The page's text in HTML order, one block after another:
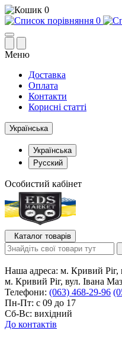
0
0
Меню
Доставка
Оплата
Контакти
Корисні статті
Українська
Українська
Русский
Особистий кабінет
Каталог товарів
Наша адреса: м. Кривий Ріг,
м. Кривий Ріг, вул. Івана
Телефони: (063) 468-29-96
Пн-Пт: с 09 до 17
Сб-Вс: вихідний
До контактів